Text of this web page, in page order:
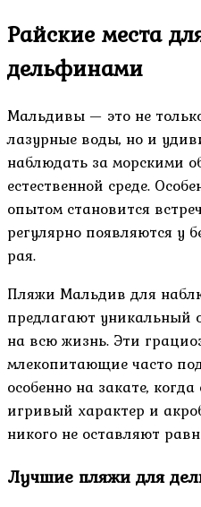
Райские места
дельфинами
Мальдивы — это не
лазурные воды, но и
наблюдать за морскими
естественной среде.
опытом становится
регулярно появляются у
рая.
Пляжи Мальдив для
предлагают уникальный
на всю жизнь. Эти
млекопитающие часто
особенно на закате,
игривый характер и
никого не оставляют
Лучшие пляжи для